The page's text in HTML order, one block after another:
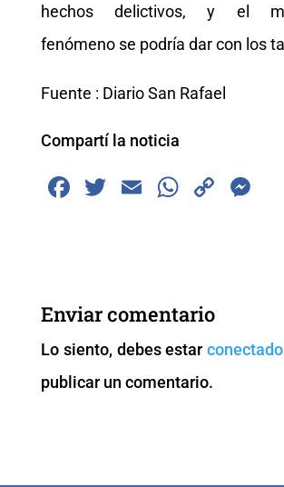
hechos delictivos, y el
fenómeno se podría dar con los
Fuente : Diario San Rafael
Compartí la noticia
F
b
o
o
k
T
E
W
A
p
p
C
k
er
Enviar comentario
Lo siento, debes estarconectado
publicar un comentario.